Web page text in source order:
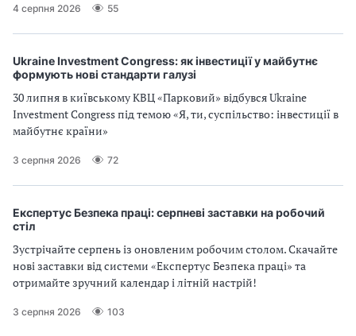
4 серпня 2026 55
Ukraine Investment Congress: як інвестиції у майбутнє
формують нові стандарти галузі
30 липня в київському КВЦ «Парковий» відбувся Ukraine
Investment Congress під темою «Я, ти, суспільство: інвестиції в
майбутнє країни»
3 серпня 2026 72
Експертус Безпека праці: серпневі заставки на робочий
стіл
Зустрічайте серпень із оновленим робочим столом. Скачайте
нові заставки від системи «Експертус Безпека праці» та
отримайте зручний календар і літній настрій!
3 серпня 2026 103
а
и
С
У
О
П
у
б
л